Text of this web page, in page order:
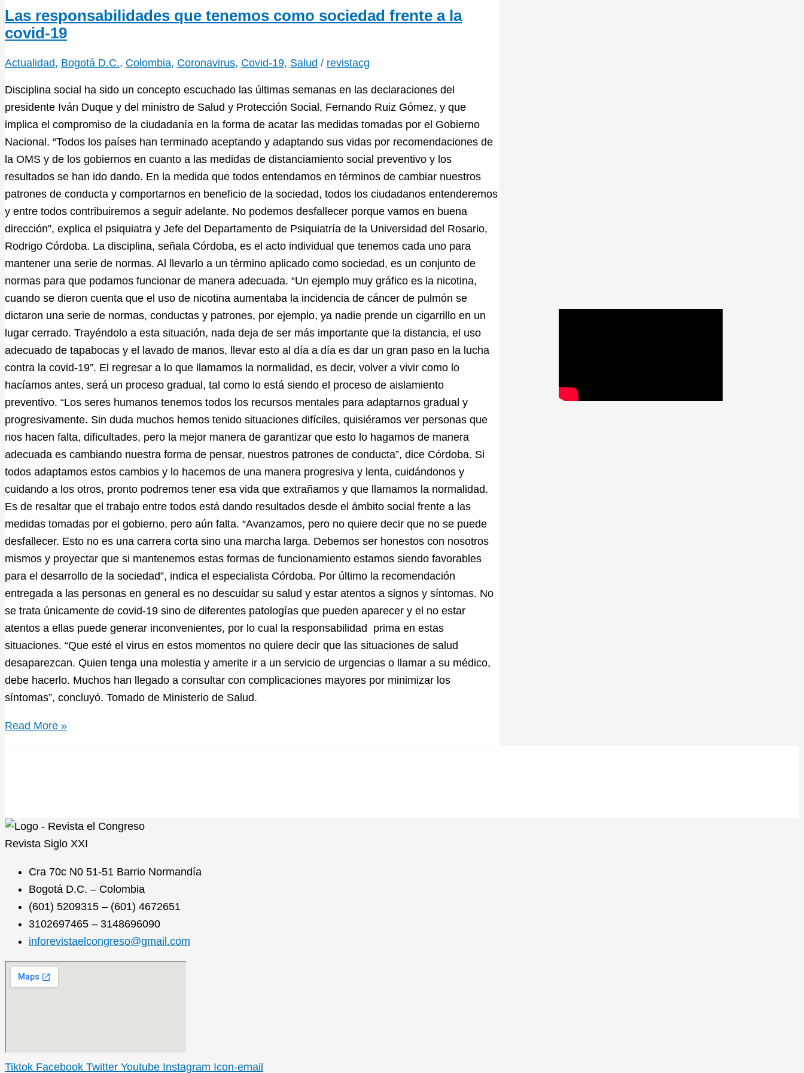
Las responsabilidades que tenemos como sociedad frente a la
covid-19
Actualidad, Bogotá D.C., Colombia, Coronavirus, Covid-19, Salud / revistacg
Disciplina social ha sido un concepto escuchado las últimas semanas en las declaraciones del
presidente Iván Duque y del ministro de Salud y Protección Social, Fernando Ruiz Gómez, y que
implica el compromiso de la ciudadanía en la forma de acatar las medidas tomadas por el Gobierno
Nacional. “Todos los países han terminado aceptando y adaptando sus vidas por recomendaciones de
la OMS y de los gobiernos en cuanto a las medidas de distanciamiento social preventivo y los
resultados se han ido dando. En la medida que todos entendamos en términos de cambiar nuestros
patrones de conducta y comportarnos en beneficio de la sociedad, todos los ciudadanos entenderemos
y entre todos contribuiremos a seguir adelante. No podemos desfallecer porque vamos en buena
dirección”, explica el psiquiatra y Jefe del Departamento de Psiquiatría de la Universidad del Rosario,
Rodrigo Córdoba. La disciplina, señala Córdoba, es el acto individual que tenemos cada uno para
mantener una serie de normas. Al llevarlo a un término aplicado como sociedad, es un conjunto de
normas para que podamos funcionar de manera adecuada. “Un ejemplo muy gráfico es la nicotina,
cuando se dieron cuenta que el uso de nicotina aumentaba la incidencia de cáncer de pulmón se
dictaron una serie de normas, conductas y patrones, por ejemplo, ya nadie prende un cigarrillo en un
lugar cerrado. Trayéndolo a esta situación, nada deja de ser más importante que la distancia, el uso
adecuado de tapabocas y el lavado de manos, llevar esto al día a día es dar un gran paso en la lucha
contra la covid-19”. El regresar a lo que llamamos la normalidad, es decir, volver a vivir como lo
hacíamos antes, será un proceso gradual, tal como lo está siendo el proceso de aislamiento
preventivo. “Los seres humanos tenemos todos los recursos mentales para adaptarnos gradual y
progresivamente. Sin duda muchos hemos tenido situaciones difíciles, quisiéramos ver personas que
nos hacen falta, dificultades, pero la mejor manera de garantizar que esto lo hagamos de manera
adecuada es cambiando nuestra forma de pensar, nuestros patrones de conducta”, dice Córdoba. Si
todos adaptamos estos cambios y lo hacemos de una manera progresiva y lenta, cuidándonos y
cuidando a los otros, pronto podremos tener esa vida que extrañamos y que llamamos la normalidad.
Es de resaltar que el trabajo entre todos está dando resultados desde el ámbito social frente a las
medidas tomadas por el gobierno, pero aún falta. “Avanzamos, pero no quiere decir que no se puede
desfallecer. Esto no es una carrera corta sino una marcha larga. Debemos ser honestos con nosotros
mismos y proyectar que si mantenemos estas formas de funcionamiento estamos siendo favorables
para el desarrollo de la sociedad”, indica el especialista Córdoba. Por último la recomendación
entregada a las personas en general es no descuidar su salud y estar atentos a signos y síntomas. No
se trata únicamente de covid-19 sino de diferentes patologías que pueden aparecer y el no estar
atentos a ellas puede generar inconvenientes, por lo cual la responsabilidad prima en estas
situaciones. “Que esté el virus en estos momentos no quiere decir que las situaciones de salud
desaparezcan. Quien tenga una molestia y amerite ir a un servicio de urgencias o llamar a su médico,
debe hacerlo. Muchos han llegado a consultar con complicaciones mayores por minimizar los
síntomas”, concluyó. Tomado de Ministerio de Salud.
Read More »
Revista Siglo XXI
Cra 70c N0 51-51 Barrio Normandía
Bogotá D.C. – Colombia
(601) 5209315 – (601) 4672651
3102697465 – 3148696090
inforevistaelcongreso@gmail.com
Tiktok Facebook Twitter Youtube Instagram Icon-email